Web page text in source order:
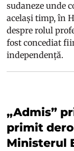
sudaneze unde
același timp, în
despre rolul
fost concediat
independență.
„Admis”
primit
Ministerul